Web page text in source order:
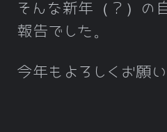
そんな新年（？）の
報告でした。
今年もよろしくお願い